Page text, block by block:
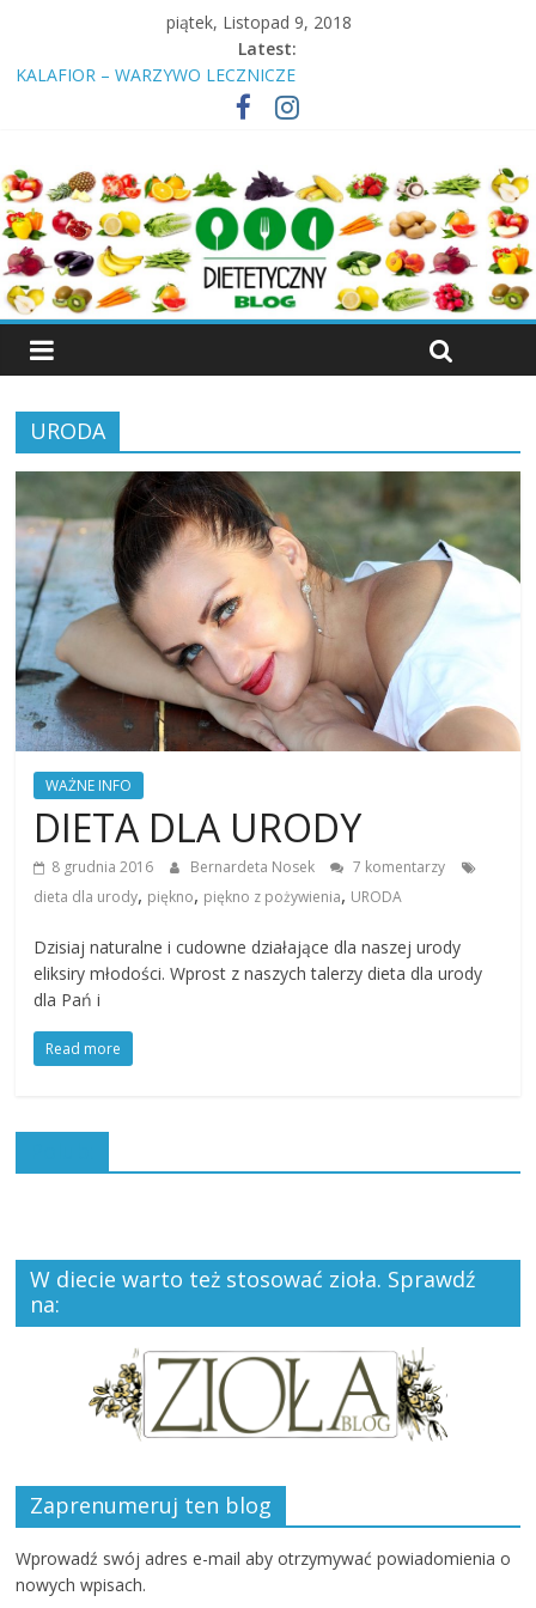
piątek, Listopad 9, 2018
Latest:
KALAFIOR – WARZYWO LECZNICZE
Insulinooporność? Cukrzyca? Przeczytaj nawet jeśli jesteś
KIEŁKI – WŁAŚCIWOŚCI, RODZAJE KIEŁKÓW
WIŚNIA – OWOC, KTÓRY LECZY
URODA
WAŻNE INFO
DIETA DLA URODY
8 grudnia 2016 Bernardeta Nosek
7 komentarzy
dieta dla urody, piękno, piękno z pożywienia, URODA
Dzisiaj naturalne i cudowne działające dla naszej urody
eliksiry młodości. Wprost z naszych talerzy dieta dla urody
dla Pań i
Read more
W diecie warto też stosować zioła. Sprawdź
na:
Zaprenumeruj ten blog
Wprowadź swój adres e-mail aby otrzymywać powiadomienia o
nowych wpisach.